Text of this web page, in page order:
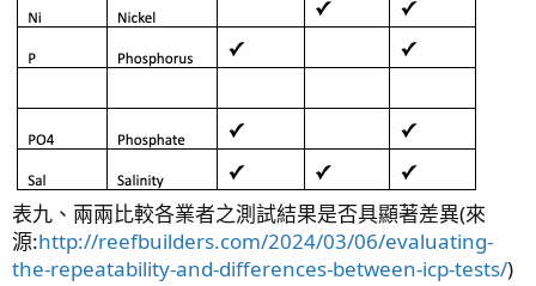
表九、兩兩比較各業者之測試結果是否具顯著差異(來
源:http://reefbuilders.com/2024/03/06/evaluating-
the-repeatability-and-differences-between-icp-tests/)